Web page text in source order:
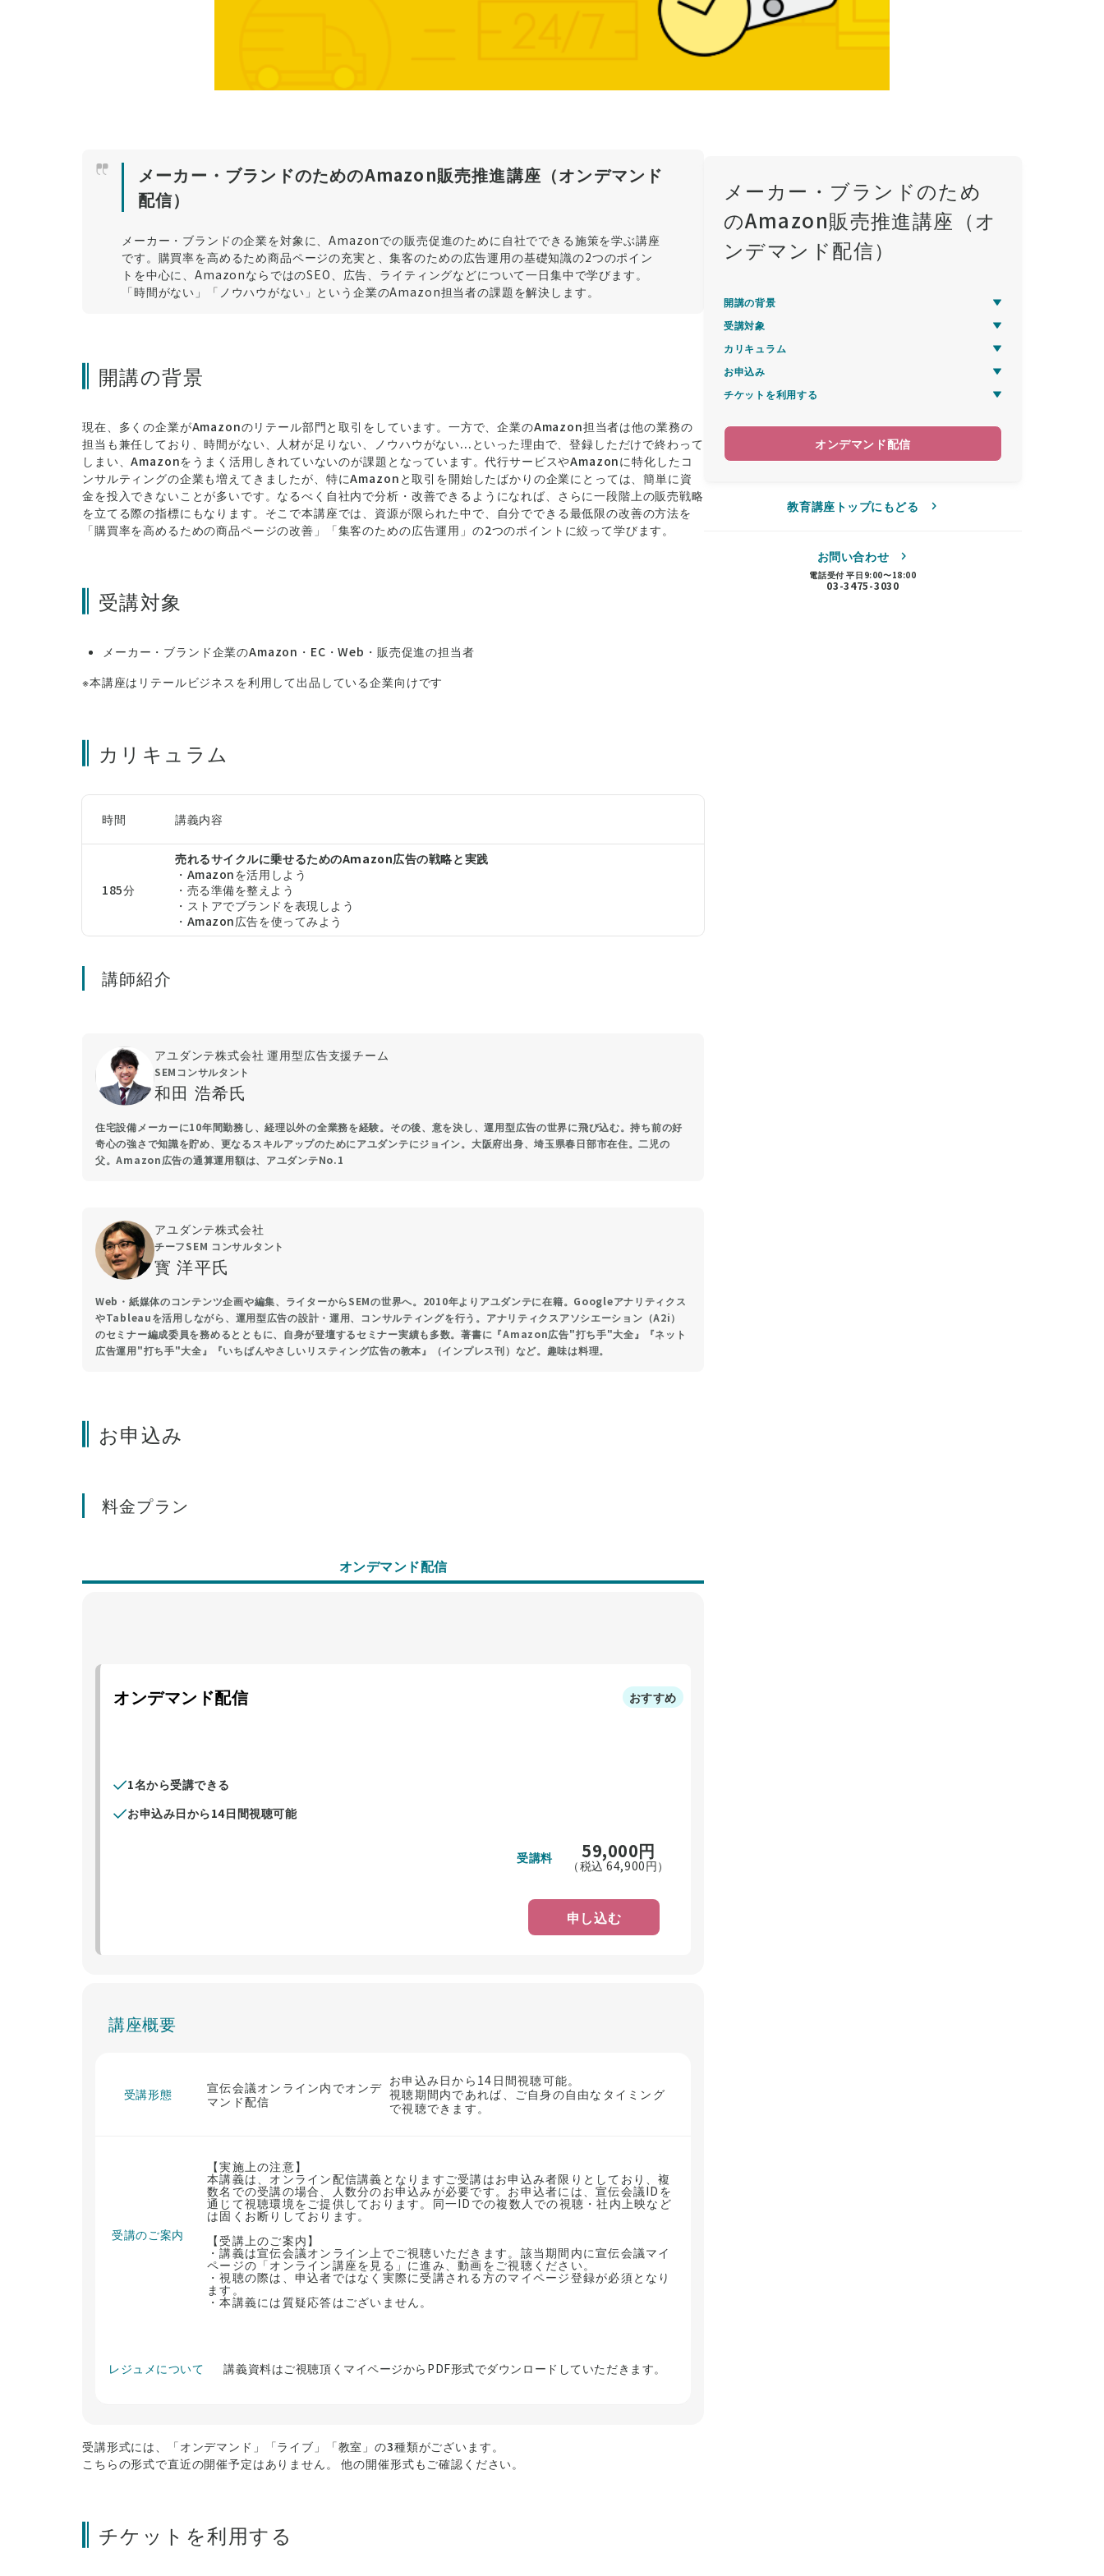
メーカー・ブランドのためのAmazon販売推進講座（オンデマンド
配信）
メーカー・ブランドの企業を対象に、Amazonでの販売促進のために自社でできる施策を学ぶ講座
です。購買率を高めるため商品ページの充実と、集客のための広告運用の基礎知識の2つのポイン
トを中心に、AmazonならではのSEO、広告、ライティングなどについて一日集中で学びます。
「時間がない」「ノウハウがない」という企業のAmazon担当者の課題を解決します。
開講の背景
現在、多くの企業がAmazonのリテール部門と取引をしています。一方で、企業のAmazon担当者は他の業務の
担当も兼任しており、時間がない、人材が足りない、ノウハウがない...といった理由で、登録しただけで終わって
しまい、Amazonをうまく活用しきれていないのが課題となっています。代行サービスやAmazonに特化したコ
ンサルティングの企業も増えてきましたが、特にAmazonと取引を開始したばかりの企業にとっては、簡単に資
金を投入できないことが多いです。なるべく自社内で分析・改善できるようになれば、さらに一段階上の販売戦略
を立てる際の指標にもなります。そこで本講座では、資源が限られた中で、自分でできる最低限の改善の方法を
「購買率を高めるための商品ページの改善」「集客のための広告運用」の2つのポイントに絞って学びます。
受講対象
メーカー・ブランド企業のAmazon・EC・Web・販売促進の担当者
※本講座はリテールビジネスを利用して出品している企業向けです
カリキュラム
時間 講義内容
185分
売れるサイクルに乗せるためのAmazon広告の戦略と実践
・Amazonを活用しよう
・売る準備を整えよう
・ストアでブランドを表現しよう
・Amazon広告を使ってみよう
講師紹介
アユダンテ株式会社 運用型広告支援チーム
SEMコンサルタント
和田 浩希氏
住宅設備メーカーに10年間勤務し、経理以外の全業務を経験。その後、意を決し、運用型広告の世界に飛び込む。持ち前の好
奇心の強さで知識を貯め、更なるスキルアップのためにアユダンテにジョイン。大阪府出身、埼玉県春日部市在住。二児の
父。Amazon広告の通算運用額は、アユダンテNo.1
アユダンテ株式会社
チーフSEM コンサルタント
寳 洋平氏
Web・紙媒体のコンテンツ企画や編集、ライターからSEMの世界へ。2010年よりアユダンテに在籍。Googleアナリティクス
やTableauを活用しながら、運用型広告の設計・運用、コンサルティングを行う。アナリティクスアソシエーション（A2i）
のセミナー編成委員を務めるとともに、自身が登壇するセミナー実績も多数。著書に『Amazon広告"打ち手"大全』『ネット
広告運用"打ち手"大全』『いちばんやさしいリスティング広告の教本』（インプレス刊）など。趣味は料理。
お申込み
料金プラン
オンデマンド配信
オンデマンド配信 おすすめ
1名から受講できる
お申込み日から14日間視聴可能
受講料 59,000円
（税込64,900円）
申し込む
講座概要
受講形態
宣伝会議オンライン内でオンデ
マンド配信
お申込み日から14日間視聴可能。
視聴期間内であれば、ご自身の自由なタイミング
で視聴できます。
受講のご案内
【実施上の注意】
本講義は、オンライン配信講義となりますご受講はお申込み者限りとしており、複
数名での受講の場合、人数分のお申込みが必要です。お申込者には、宣伝会議IDを
通じて視聴環境をご提供しております。同一IDでの複数人での視聴・社内上映など
は固くお断りしております。
【受講上のご案内】
・講義は宣伝会議オンライン上でご視聴いただきます。該当期間内に宣伝会議マイ
ページの「オンライン講座を見る」に進み、動画をご視聴ください。
・視聴の際は、申込者ではなく実際に受講される方のマイページ登録が必須となり
ます。
・本講義には質疑応答はございません。
レジュメについて 講義資料はご視聴頂くマイページからPDF形式でダウンロードしていただきます。
受講形式には、「オンデマンド」「ライブ」「教室」の3種類がございます。
こちらの形式で直近の開催予定はありません。 他の開催形式もご確認ください。
チケットを利用する
メーカー・ブランドのため
のAmazon販売推進講座（オ
ンデマンド配信）
開講の背景
受講対象
カリキュラム
お申込み
チケットを利用する
オンデマンド配信
教育講座トップにもどる
お問い合わせ
電話受付 平日9:00〜18:00
03-3475-3030